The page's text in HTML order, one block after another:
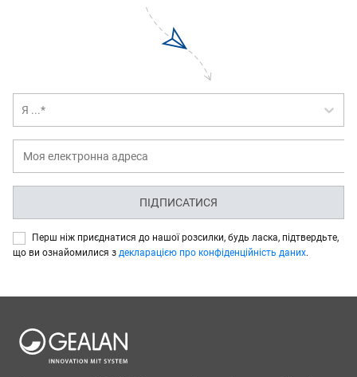
Я ...*
ПІДПИСАТИСЯ
Перш ніж приєднатися до нашої розсилки, будь ласка, підтвердьте,
що ви ознайомилися з декларацією про конфіденційність даних.